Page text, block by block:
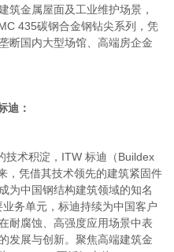
筑金属屋面及工业维护场景，
435碳钢合金钢钻尖系列，凭
断国内大型场馆、高端房企金
迪：
技术积淀，ITW 标迪（Buildex
，凭借其技术领先的建筑紧固件
为中国钢结构建筑领域的知名
务单元，标迪持续为中国客户
耐腐蚀、高强度应用场景中表
发展与创新。聚焦高端建筑金